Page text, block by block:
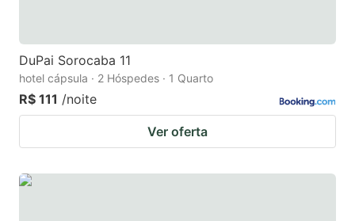
DuPai Sorocaba 11
hotel cápsula · 2 Hóspedes · 1 Quarto
R$ 111 /noite
Ver oferta